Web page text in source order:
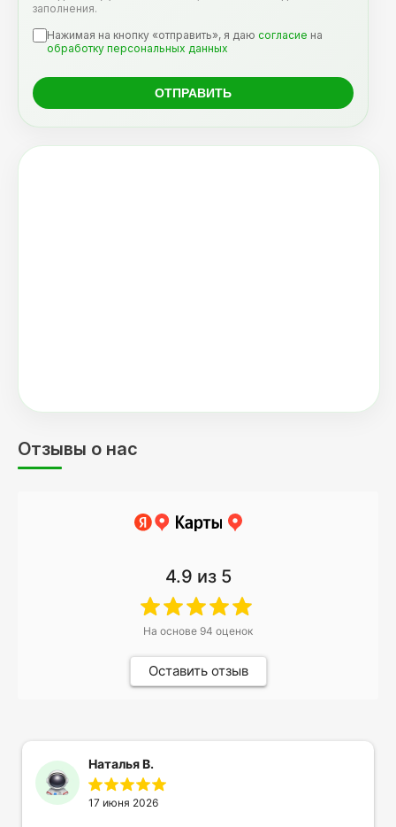
заполнения.
Нажимая на кнопку «отправить», я даю согласие на
обработку персональных данных
Отзывы о нас
4.9 из 5
На основе 94 оценок
Оставить отзыв
Наталья В.
17 июня 2026